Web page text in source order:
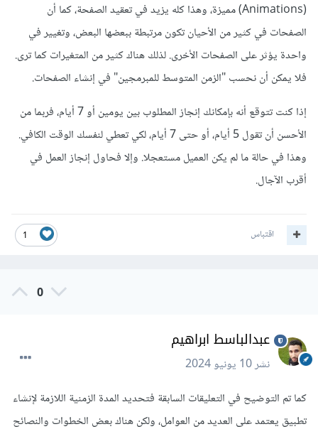
(Animations) مميزة، وهذا كله يزيد في تعقيد الصفحة، كما أن
الصفحات في كثير من الأحيان تكون مرتبطة ببعضها البعض، وتغيير في
واحدة يؤثر على الصفحات الأخرى. لذلك هناك كثير من المتغيرات كما ترى.
فلا يمكن أن نحسب "الزمن المتوسط للمبرمجين" في إنشاء الصفحات.
إذا كنت تتوقع أنه بإمكانك إنجاز المطلوب بين يومين أو 7 أيام، فربما من
الأحسن أن تقول 5 أيام، أو حتى 7 أيام، لكي تعطي لنفسك الوقت الكافي.
وهذا في حالة ما لم يكن العميل مستعجلا. وإلا فحاول إنجاز العمل في
أقرب الآجال.
1 اقتباس
0
عبدالباسط ابراهيم
نشر10 يونيو 2024
كما تم التوضيح في التعليقات السابقة فتحديد المدة الزمنية اللازمة لإنشاء
تطبيق يعتمد على العديد من العوامل، ولكن هناك بعض الخطوات والنصائح